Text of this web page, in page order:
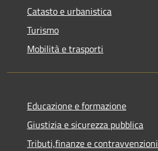
Catasto e urbanistica
Turismo
Mobilità e trasporti
Educazione e formazione
Giustizia e sicurezza pubblica
Tributi,finanze e contravvenzioni